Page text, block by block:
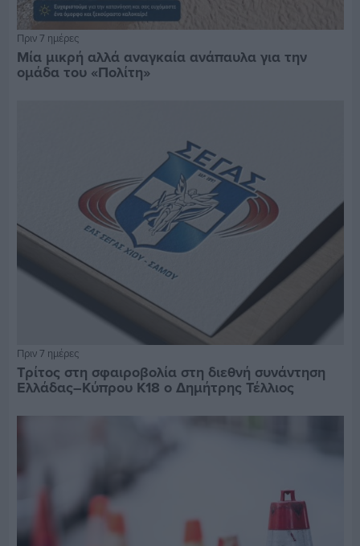
Πριν 7 ημέρες
Μία μικρή αλλά αναγκαία ανάπαυλα για την
ομάδα του «Πολίτη»
Πριν 7 ημέρες
Τρίτος στη σφαιροβολία στη διεθνή συνάντηση
Ελλάδας–Κύπρου Κ18 ο Δημήτρης Τέλλιος